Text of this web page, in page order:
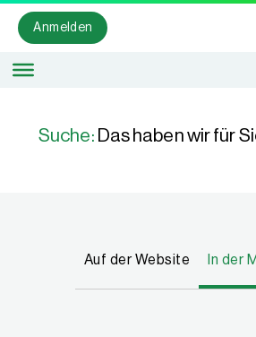
Anmelden
Suche: Das haben wir für
Auf der Website In der